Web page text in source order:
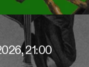
21:00